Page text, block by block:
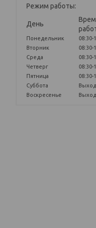
Режим работы:
День
Понедельник
08:30-
Вторник
08:30-
Среда
08:30-
Четверг
08:30-
Пятница
08:30-
Суббота
Воскресенье